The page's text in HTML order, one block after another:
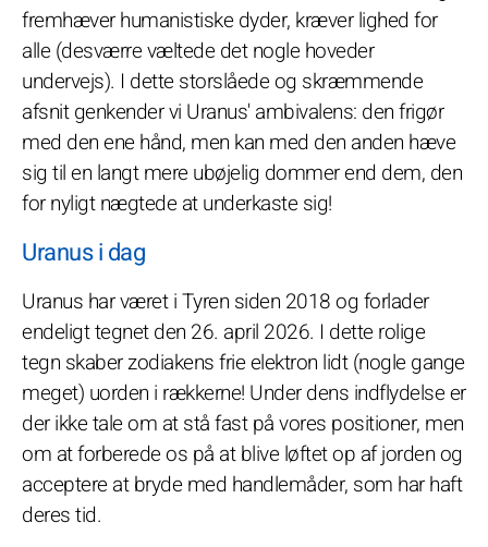
fremhæver humanistiske dyder, kræver lighed for
alle (desværre væltede det nogle hoveder
undervejs). I dette storslåede og skræmmende
afsnit genkender vi Uranus' ambivalens: den frigør
med den ene hånd, men kan med den anden hæve
sig til en langt mere ubøjelig dommer end dem, den
for nyligt nægtede at underkaste sig!
Uranus i dag
Uranus har været i Tyren siden 2018 og forlader
endeligt tegnet den 26. april 2026. I dette rolige
tegn skaber zodiakens frie elektron lidt (nogle gange
meget) uorden i rækkerne! Under dens indflydelse er
der ikke tale om at stå fast på vores positioner, men
om at forberede os på at blive løftet op af jorden og
acceptere at bryde med handlemåder, som har haft
deres tid.